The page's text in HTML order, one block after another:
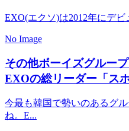
EXO(エクソ)は2012年にデ
No Image
その他ボーイズグループ
EXOの総リーダー「ス
今最も韓国で勢いのあるグ
ね。E...